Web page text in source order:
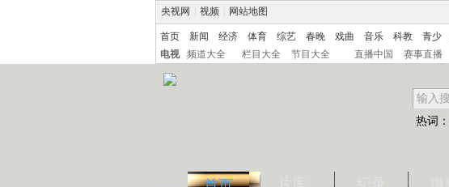
央视网 视频 网站地图
首页 新闻 经济 体育 综艺 春晚 戏曲 音乐 科教 青少
电视
频道大全 栏目大全 节目大全 直播中国 赛事直播
热词：